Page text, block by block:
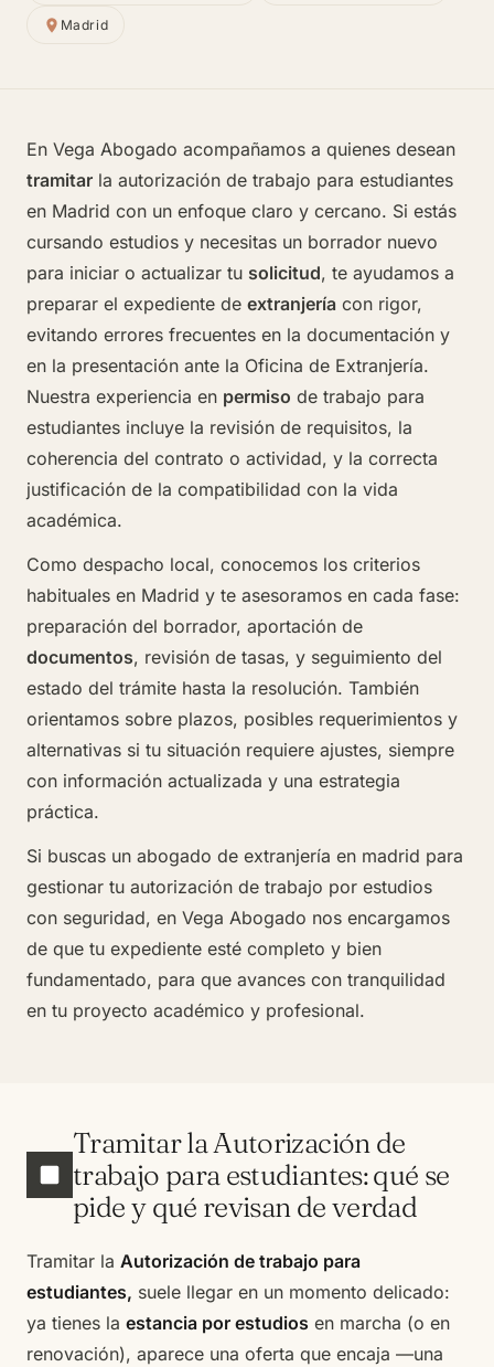
Madrid
En Vega Abogado acompañamos a quienes desean
tramitar la autorización de trabajo para estudiantes
en Madrid con un enfoque claro y cercano. Si estás
cursando estudios y necesitas un borrador nuevo
para iniciar o actualizar tu solicitud, te ayudamos a
preparar el expediente de extranjería con rigor,
evitando errores frecuentes en la documentación y
en la presentación ante la Oficina de Extranjería.
Nuestra experiencia en permiso de trabajo para
estudiantes incluye la revisión de requisitos, la
coherencia del contrato o actividad, y la correcta
justificación de la compatibilidad con la vida
académica.
Como despacho local, conocemos los criterios
habituales en Madrid y te asesoramos en cada fase:
preparación del borrador, aportación de
documentos, revisión de tasas, y seguimiento del
estado del trámite hasta la resolución. También
orientamos sobre plazos, posibles requerimientos y
alternativas si tu situación requiere ajustes, siempre
con información actualizada y una estrategia
práctica.
Si buscas un abogado de extranjería en madrid para
gestionar tu autorización de trabajo por estudios
con seguridad, en Vega Abogado nos encargamos
de que tu expediente esté completo y bien
fundamentado, para que avances con tranquilidad
en tu proyecto académico y profesional.
Tramitar la Autorización de
trabajo para estudiantes: qué se
pide y qué revisan de verdad
Tramitar la Autorización de trabajo para
estudiantes, suele llegar en un momento delicado:
ya tienes la estancia por estudios en marcha (o en
renovación), aparece una oferta que encaja —una